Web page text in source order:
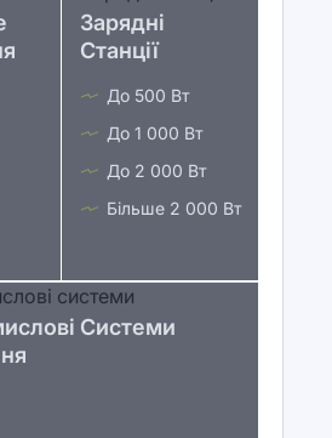
Зарядні
Станції
До 500 Вт
До 1 000 Вт
До 2 000 Вт
Більше 2 000 Вт
Системи